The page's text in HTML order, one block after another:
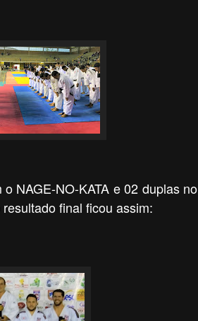
NAGE-NO-KATA e 02 duplas no
final ficou assim: